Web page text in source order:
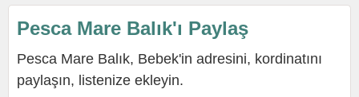
Pesca Mare Balık'ı Paylaş
Pesca Mare Balık, Bebek'in adresini, kordinatını
paylaşın, listenize ekleyin.